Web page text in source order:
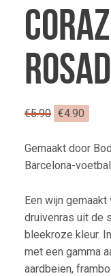
€5.90
was:
€5.90.
€4.90
is:
Gemaakt door
Barcelona-
Een wijn
druivenras uit de
bleekroze kleur.
met een gamma
aardbeien,